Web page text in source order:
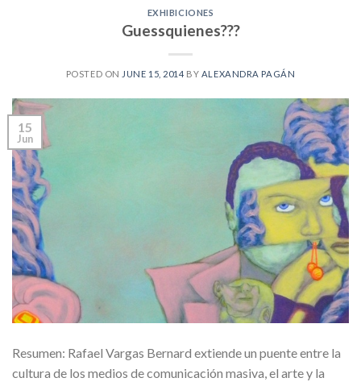
EXHIBICIONES
Guessquienes???
POSTED ON JUNE 15, 2014 BY ALEXANDRA PAGÁN
15
Jun
Resumen: Rafael Vargas Bernard extiende un puente entre la
cultura de los medios de comunicación masiva, el arte y la